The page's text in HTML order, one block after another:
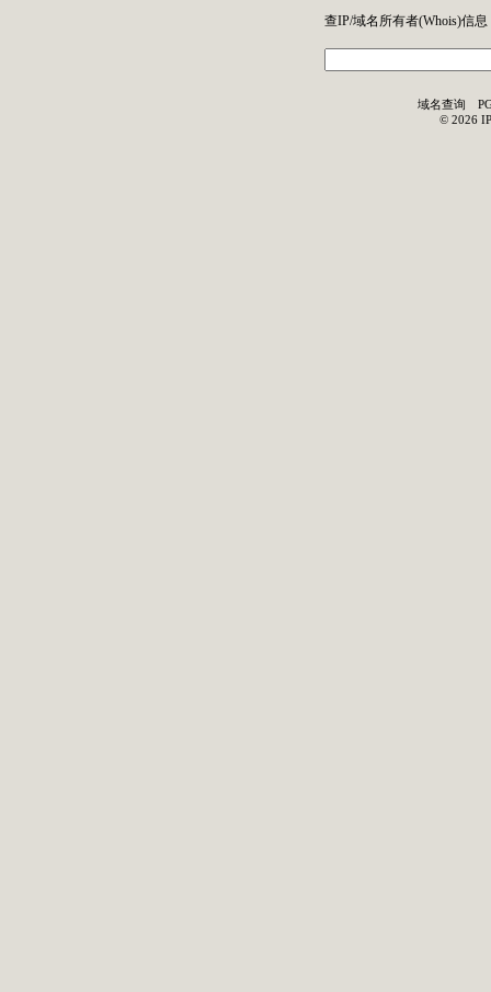
查IP/域名所有者(Whois)信息
域名查询
© 2026